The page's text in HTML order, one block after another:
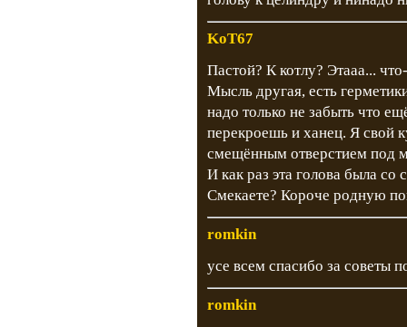
KoT67
Пастой? К котлу? Этааа...
Мысль другая, есть
надо только не забыть что
перекроешь и ханец. Я свой
смещённым отверстием под
И как раз эта голова была
Смекаете? Короче родную
romkin
усе всем спасибо за советы
romkin